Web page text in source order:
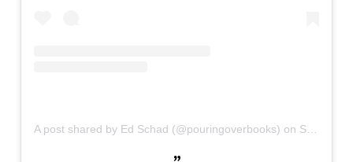
A post shared by Ed Schad (@pouringoverbooks) on Sep 7, 2020 at 7:24pm PDT